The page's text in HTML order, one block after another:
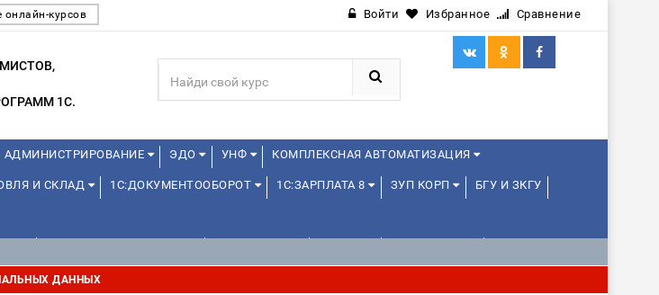
онлайн-курсов Войти Избранное Сравнение
1С.
АДМИНИСТРИРОВАНИЕ ЭДО УНФ КОМПЛЕКСНАЯ АВТОМАТИЗАЦИЯ
И СКЛАД 1С:ДОКУМЕНТООБОРОТ 1С:ЗАРПЛАТА 8 ЗУП КОРП БГУ И ЗКГУ
ДАННЫХ